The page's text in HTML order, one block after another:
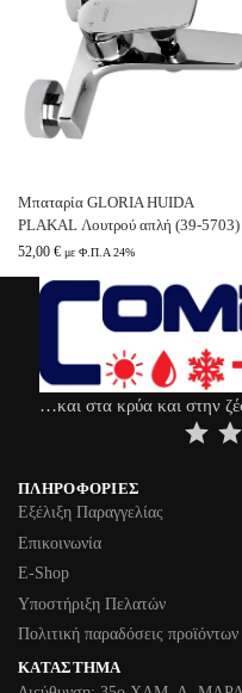
Μπαταρία GLORIA HUIDA
PLAKAL Λουτρού απλή (39-5703)
52,00 € με Φ.Π.Α 24%
…και στα κρύα και στην
ΠΛΗΡΟΦΟΡΊΕΣ
Εξέλιξη Παραγγελίας
Επικοινωνία
Ε-Shop
Υποστήριξη Πελατών
Πολιτική παραδόσεις προϊόντων
ΚΑΤΆΣΤΗΜΑ